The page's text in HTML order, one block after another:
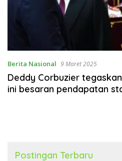
Berita Nasional 9 Maret 2025
Deddy Corbuzier
ini besaran pendapatan
Postingan Terbaru